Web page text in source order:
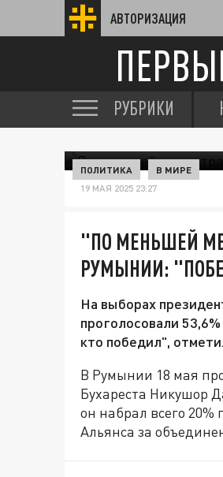
АВТОРИЗАЦИЯ
РУБРИКИ
ПОЛИТИКА В МИРЕ
19 МАЯ 2025 23:27
"ПО МЕНЬШЕЙ
РУМЫНИИ:
На выборах
проголосовали
кто победил",
В Румынии 18 мая
Бухареста Никушор
он набрал всего 20%
Альянса за